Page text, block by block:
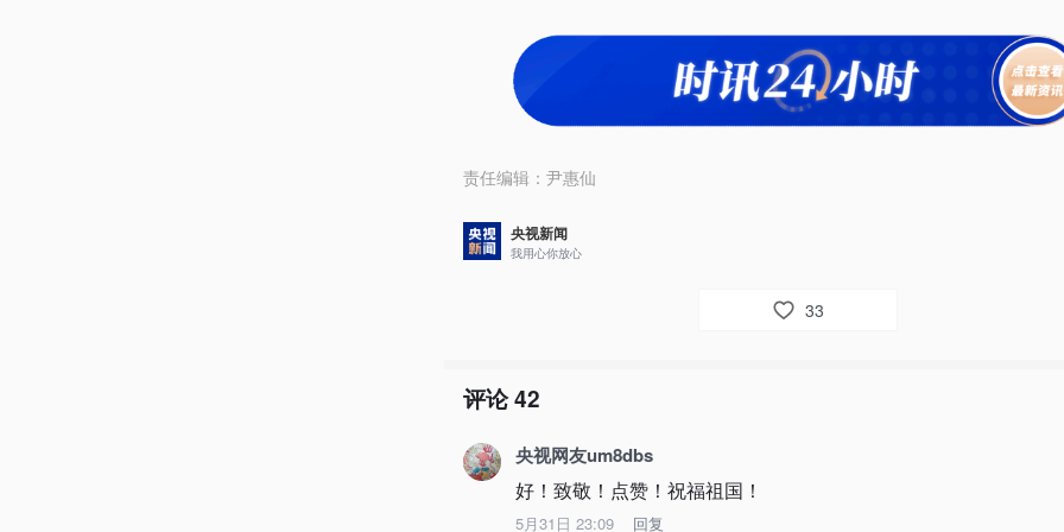
责任编辑： 尹惠仙
央视新闻
我用心你放心
33
评论42
央视网友um8dbs
好！致敬！点赞！祝福祖国！
5月31日 23:09 回复